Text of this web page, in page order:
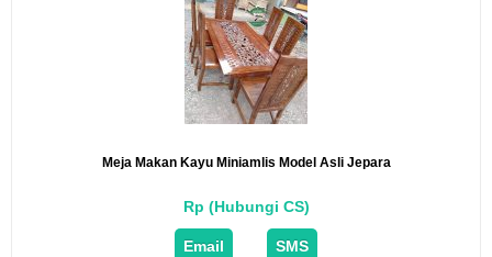
Meja Makan Kayu Miniamlis Model Asli Jepara
Rp (Hubungi CS)
Email SMS